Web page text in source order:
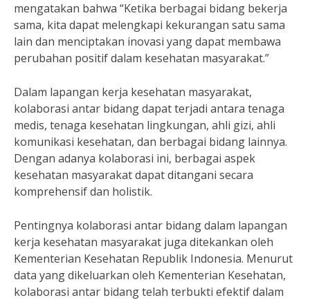
mengatakan bahwa “Ketika berbagai bidang bekerja
sama, kita dapat melengkapi kekurangan satu sama
lain dan menciptakan inovasi yang dapat membawa
perubahan positif dalam kesehatan masyarakat.”
Dalam lapangan kerja kesehatan masyarakat,
kolaborasi antar bidang dapat terjadi antara tenaga
medis, tenaga kesehatan lingkungan, ahli gizi, ahli
komunikasi kesehatan, dan berbagai bidang lainnya.
Dengan adanya kolaborasi ini, berbagai aspek
kesehatan masyarakat dapat ditangani secara
komprehensif dan holistik.
Pentingnya kolaborasi antar bidang dalam lapangan
kerja kesehatan masyarakat juga ditekankan oleh
Kementerian Kesehatan Republik Indonesia. Menurut
data yang dikeluarkan oleh Kementerian Kesehatan,
kolaborasi antar bidang telah terbukti efektif dalam